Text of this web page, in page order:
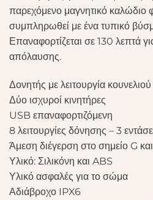
παρεχόμενο μαγνητικό καλώδιο
συμπληρωθεί με ένα τυπικό
Επαναφορτίζεται σε 130 λεπτά
απόλαυσης.
Δονητής με λειτουργία κουνελιού
Δύο ισχυροί κινητήρες
USB επαναφορτιζόμενη
8 λειτουργίες δόνησης – 3
Άμεση διέγερση στο σημείο G
Υλικό: Σιλικόνη και ABS
Υλικό ασφαλές για το σώμα
Αδιάβροχο IPX6